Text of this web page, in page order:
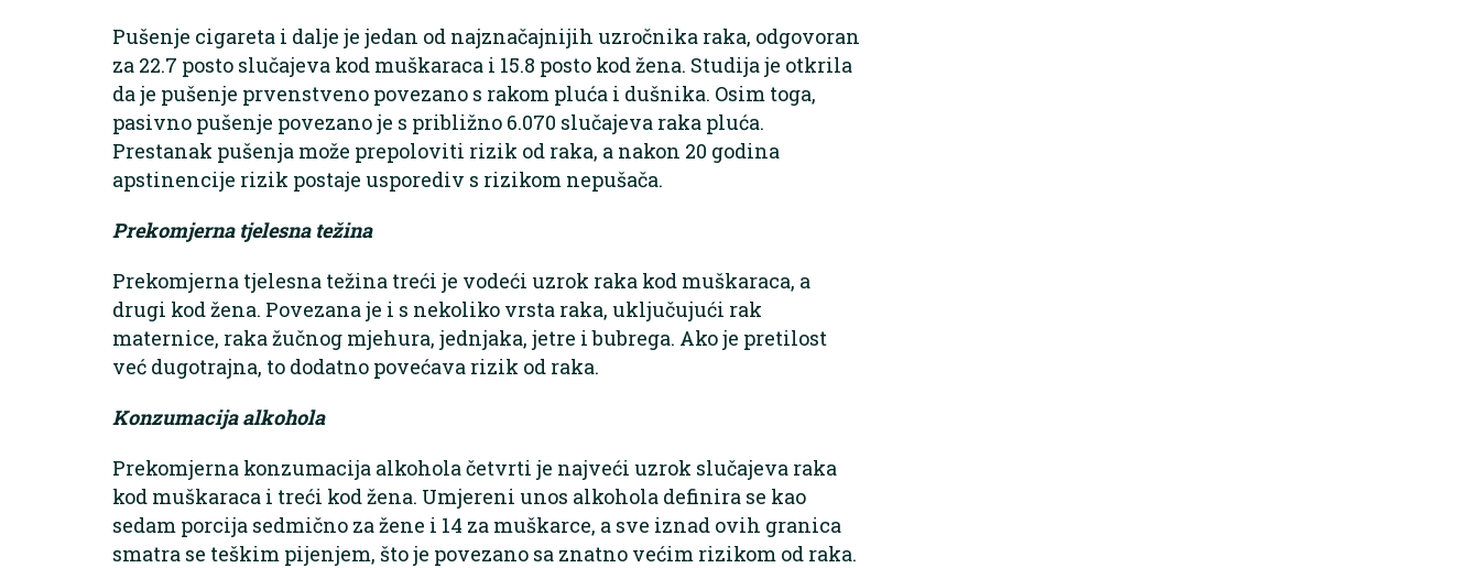
Pušenje cigareta i dalje je jedan od najznačajnijih uzročnika raka, odgovoran
za 22.7 posto slučajeva kod muškaraca i 15.8 posto kod žena. Studija je otkrila
da je pušenje prvenstveno povezano s rakom pluća i dušnika. Osim toga,
pasivno pušenje povezano je s približno 6.070 slučajeva raka pluća.
Prestanak pušenja može prepoloviti rizik od raka, a nakon 20 godina
apstinencije rizik postaje usporediv s rizikom nepušača.
Prekomjerna tjelesna težina
Prekomjerna tjelesna težina treći je vodeći uzrok raka kod muškaraca, a
drugi kod žena. Povezana je i s nekoliko vrsta raka, uključujući rak
maternice, raka žučnog mjehura, jednjaka, jetre i bubrega. Ako je pretilost
već dugotrajna, to dodatno povećava rizik od raka.
Konzumacija alkohola
Prekomjerna konzumacija alkohola četvrti je najveći uzrok slučajeva raka
kod muškaraca i treći kod žena. Umjereni unos alkohola definira se kao
sedam porcija sedmično za žene i 14 za muškarce, a sve iznad ovih granica
smatra se teškim pijenjem, što je povezano sa znatno većim rizikom od raka.